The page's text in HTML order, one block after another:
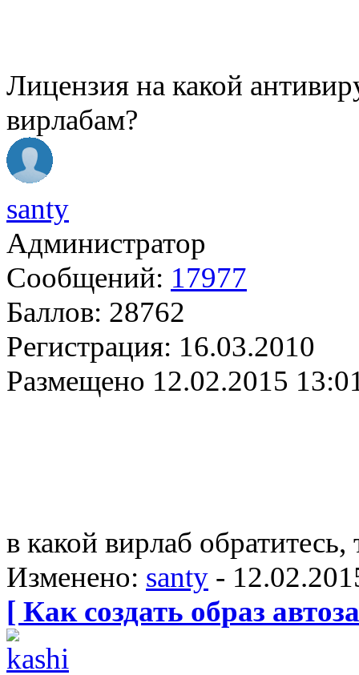
Лицензия на какой
вирлабам?
santy
Администратор
Сообщений: 17977
Баллов: 28762
Регистрация: 16.03.2010
Размещено 12.02.2015
в какой вирлаб
Изменено: santy -
[ Как создать образ